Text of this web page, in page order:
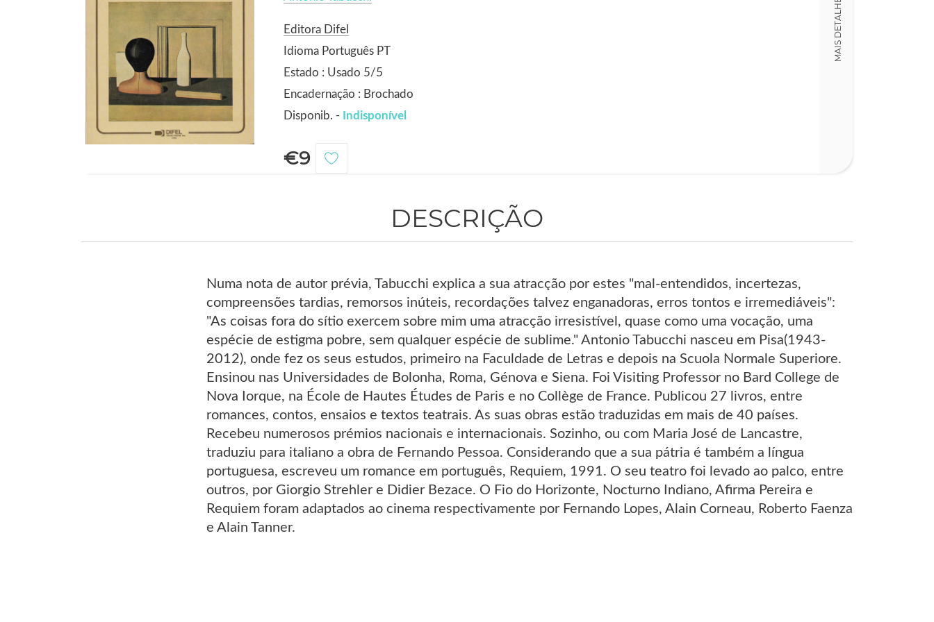
Editora Difel
Idioma Português PT
Estado : Usado 5/5
Encadernação : Brochado
Disponib. - Indisponível
€9
MAIS DETALHES
DESCRIÇÃO
Numa nota de autor prévia, Tabucchi explica a sua atracção por estes "mal-entendidos, incertezas,
compreensões tardias, remorsos inúteis, recordações talvez enganadoras, erros tontos e irremediáveis":
"As coisas fora do sítio exercem sobre mim uma atracção irresistível, quase como uma vocação, uma
espécie de estigma pobre, sem qualquer espécie de sublime." Antonio Tabucchi nasceu em Pisa(1943-
2012), onde fez os seus estudos, primeiro na Faculdade de Letras e depois na Scuola Normale Superiore.
Ensinou nas Universidades de Bolonha, Roma, Génova e Siena. Foi Visiting Professor no Bard College de
Nova Iorque, na École de Hautes Études de Paris e no Collège de France. Publicou 27 livros, entre
romances, contos, ensaios e textos teatrais. As suas obras estão traduzidas em mais de 40 países.
Recebeu numerosos prémios nacionais e internacionais. Sozinho, ou com Maria José de Lancastre,
traduziu para italiano a obra de Fernando Pessoa. Considerando que a sua pátria é também a língua
portuguesa, escreveu um romance em português, Requiem, 1991. O seu teatro foi levado ao palco, entre
outros, por Giorgio Strehler e Didier Bezace. O Fio do Horizonte, Nocturno Indiano, Afirma Pereira e
Requiem foram adaptados ao cinema respectivamente por Fernando Lopes, Alain Corneau, Roberto Faenza
e Alain Tanner.